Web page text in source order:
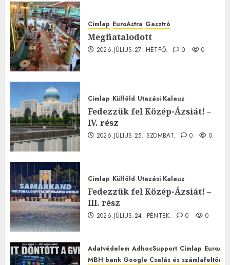
Címlap EuroAstra Gasztró
Megfiatalodott
2026.JÚLIUS.27. HÉTFŐ. 0 0
Címlap Külföld Utazási Kalauz
Fedezzük fel Közép-Ázsiát! –
IV. rész
2026.JÚLIUS.25. SZOMBAT. 0 0
Címlap Külföld Utazási Kalauz
Fedezzük fel Közép-Ázsiát! –
III. rész
2026.JÚLIUS.24. PÉNTEK. 0 0
Adatvédelem AdhocSupport Címlap
MBH bank Google Csalás és